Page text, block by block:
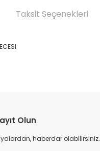
Taksit Seçenekleri
Olun
haberdar olabilirsiniz.